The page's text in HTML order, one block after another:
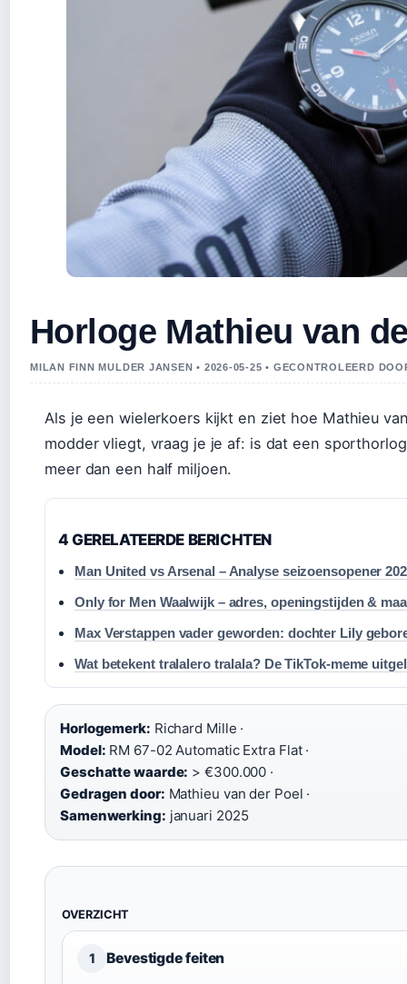
Horloge Mathieu van
MILAN FINN MULDER JANSEN • 2026-05-25 • GECONTROLEERD
Als je een wielerkoers kijkt en ziet hoe Mathieu
modder vliegt, vraag je je af: is dat een
meer dan een half miljoen.
4 GERELATEERDE BERICHTEN
Man United vs Arsenal – Analyse seizoensopener
Only for Men Waalwijk – adres, openingstijden &
Max Verstappen vader geworden: dochter Lily
Wat betekent tralalero tralala? De TikTok-meme
Horlogemerk: Richard Mille ·
Model: RM 67-02 Automatic Extra Flat ·
Geschatte waarde: > €300.000 ·
Gedragen door: Mathieu van der Poel ·
Samenwerking: januari 2025
OVERZICHT
1 Bevestigde feiten